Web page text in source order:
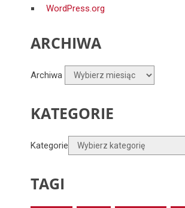
WordPress.org
ARCHIWA
Archiwa
KATEGORIE
Kategorie
TAGI